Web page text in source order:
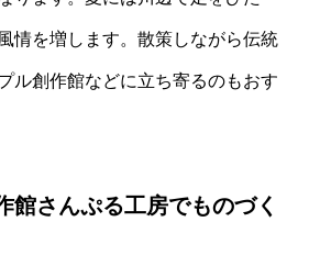
情を増します。散策しながら伝統
ル創作館などに立ち寄るのもおす
館さんぷる工房でものづく